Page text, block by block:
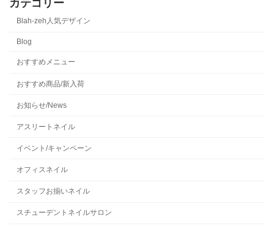
カテゴリー
Blah-zeh人気デザイン
Blog
おすすめメニュー
おすすめ商品/新入荷
お知らせ/News
アスリートネイル
イベント/キャンペーン
オフィスネイル
スタッフお揃いネイル
スチューデントネイルサロン